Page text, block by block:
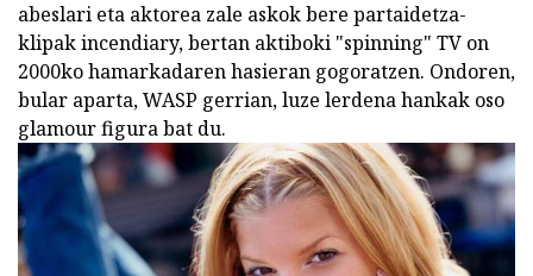
abeslari eta aktorea zale askok bere partaidetza-
klipak incendiary, bertan aktiboki "spinning" TV on
2000ko hamarkadaren hasieran gogoratzen. Ondoren,
bular aparta, WASP gerrian, luze lerdena hankak oso
glamour figura bat du.